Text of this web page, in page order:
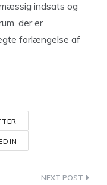
indsats og
der er
forlængelse af